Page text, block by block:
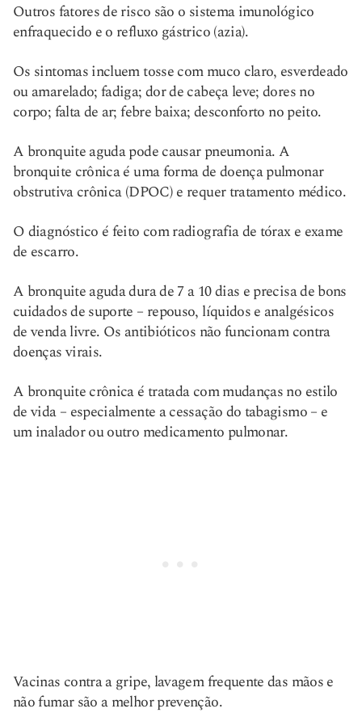
Outros fatores de risco são o sistema imunológico
enfraquecido e o refluxo gástrico (azia).
Os sintomas incluem tosse com muco claro, esverdeado
ou amarelado; fadiga; dor de cabeça leve; dores no
corpo; falta de ar; febre baixa; desconforto no peito.
A bronquite aguda pode causar pneumonia. A
bronquite crônica é uma forma de doença pulmonar
obstrutiva crônica (DPOC) e requer tratamento médico.
O diagnóstico é feito com radiografia de tórax e exame
de escarro.
A bronquite aguda dura de 7 a 10 dias e precisa de bons
cuidados de suporte – repouso, líquidos e analgésicos
de venda livre. Os antibióticos não funcionam contra
doenças virais.
A bronquite crônica é tratada com mudanças no estilo
de vida – especialmente a cessação do tabagismo – e
um inalador ou outro medicamento pulmonar.
Vacinas contra a gripe, lavagem frequente das mãos e
não fumar são a melhor prevenção.